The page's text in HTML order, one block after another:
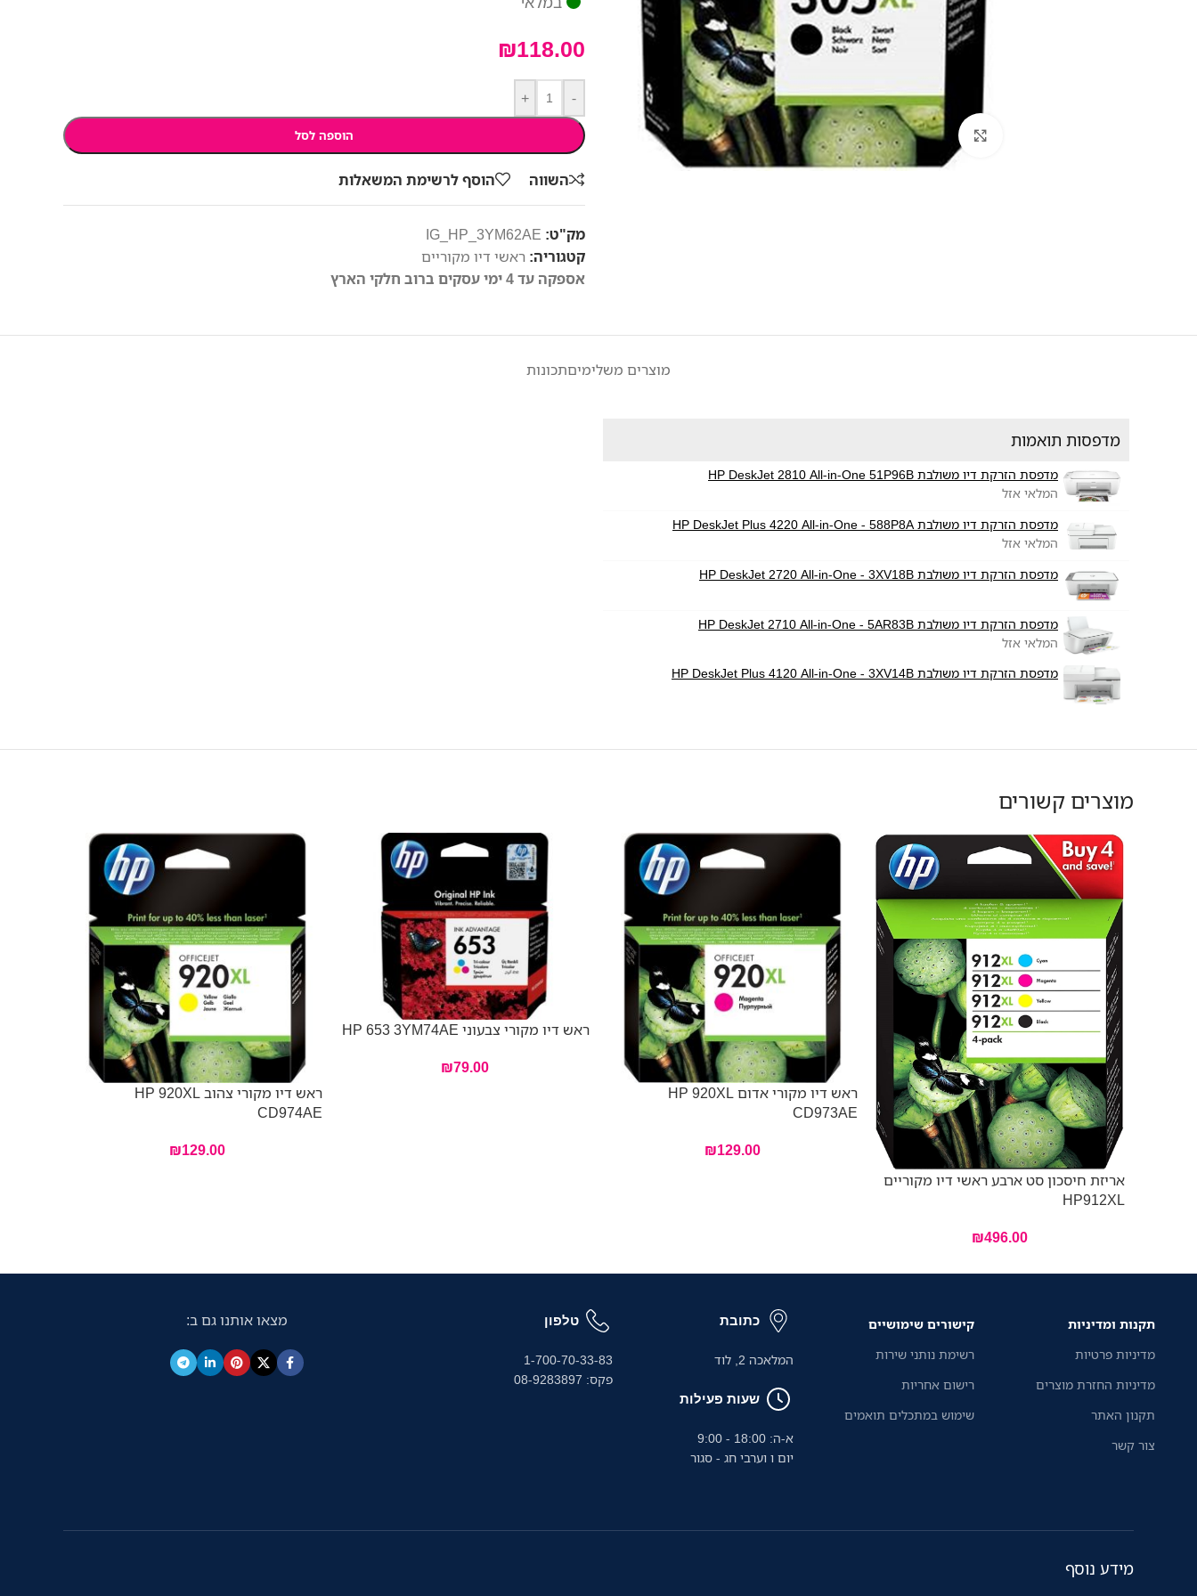
לחץ להגדלה
₪118.00
-
+
הוספה לסל
השווה הוסף לרשימת המשאלות
מק"ט: IG_HP_3YM62AE
קטגוריה: ראשי דיו מקוריים
אספקה עד 4 ימי עסקים ברוב חלקי הארץ
מוצרים משלימיםתכונות
מדפסות תואמות
מדפסת הזרקת דיו משולבת HP DeskJet 2810 All-in-One 51P96B
המלאי אזל
מדפסת הזרקת דיו משולבת HP DeskJet Plus 4220 All-in-One - 588P8A
המלאי אזל
מדפסת הזרקת דיו משולבת HP DeskJet 2720 All-in-One - 3XV18B
מדפסת הזרקת דיו משולבת HP DeskJet 2710 All-in-One - 5AR83B
המלאי אזל
מדפסת הזרקת דיו משולבת HP DeskJet Plus 4120 All-in-One - 3XV14B
מוצרים קשורים
אריזת חיסכון סט ארבע ראשי דיו מקוריים
HP912XL
₪496.00
ראש דיו מקורי אדום HP 920XL
CD973AE
₪129.00
ראש דיו מקורי צבעוני HP 653 3YM74AE
₪79.00
ראש דיו מקורי צהוב HP 920XL
CD974AE
₪129.00
תקנות ומדיניות
מדיניות פרטיות
מדיניות החזרת מוצרים
תקנון האתר
צור קשר
קישורים שימושיים
רשימת נותני שירות
רישום אחריות
שימוש במתכלים תואמים
כתובת
המלאכה 2, לוד
שעות פעילות
א-ה: 18:00 - 9:00
יום ו וערבי חג - סגור
טלפון
1-700-70-33-83
פקס: 08-9283897
מצאו אותנו גם ב:
מידע נוסף